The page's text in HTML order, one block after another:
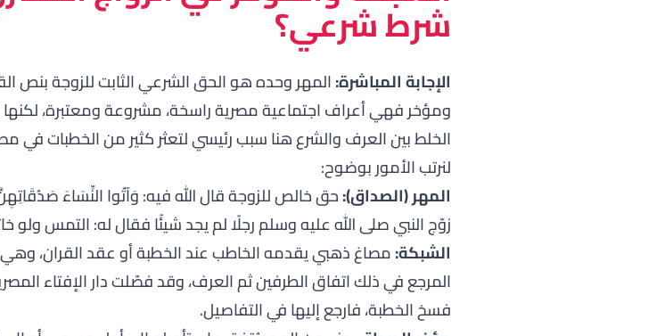
شرط شرعي؟
الإجابة المباشرة:المهر وحده هو الحق الشرعي الثابت للزوجة بنص
ومؤخر فهي أعراف اجتماعية مصرية راسخة، مشروعة ومعتبرة، لكنها
الخلط بين العرف والشرع هنا سبب رئيسي لتعثر كثير من الخطبات في
لنرتب الأمور بوضوح:
المهر (الصداق):حق خالص للزوجة قال الله فيه:وَآتُوا النِّسَاءَ
زوّج النبي صلى الله عليه وسلم رجلًا لم يجد شيئًا فقال له:التمس ولو
الشبكة:مصاغ ذهبي يقدمه الخاطب عند الخطبة أو عقد القران،
المرجع في ذلك اتفاق الطرفين ثم العرف، وقد فصّلتدار الإفتاء
فسخ الخطبة، فارجع إليها في التفاصيل.